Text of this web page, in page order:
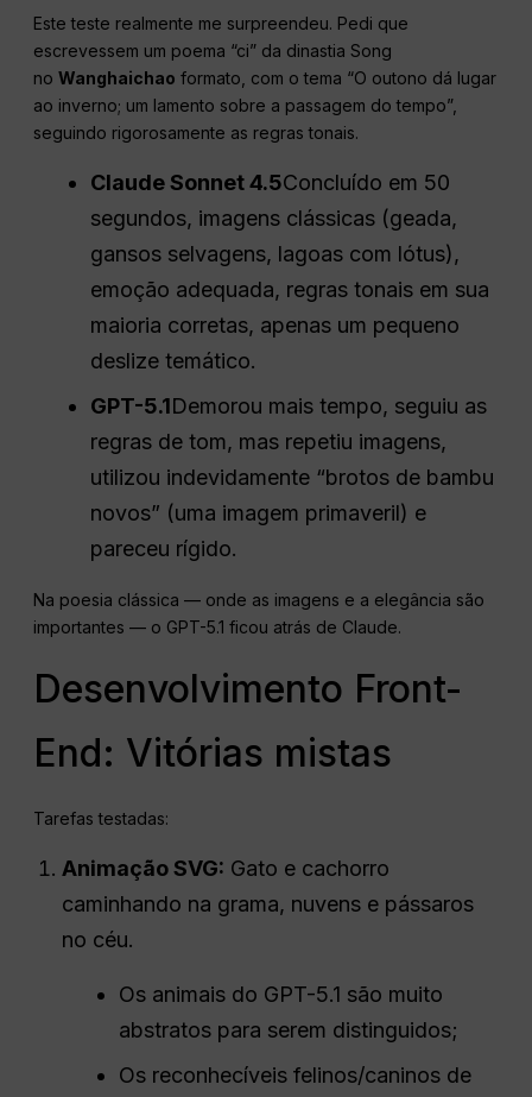
Este teste realmente me surpreendeu. Pedi que
escrevessem um poema “ci” da dinastia Song
noWanghaichao formato, com o tema “O outono dá lugar
ao inverno; um lamento sobre a passagem do tempo”,
seguindo rigorosamente as regras tonais.
Claude Sonnet 4.5Concluído em 50
segundos, imagens clássicas (geada,
gansos selvagens, lagoas com lótus),
emoção adequada, regras tonais em sua
maioria corretas, apenas um pequeno
deslize temático.
GPT-5.1Demorou mais tempo, seguiu as
regras de tom, mas repetiu imagens,
utilizou indevidamente “brotos de bambu
novos” (uma imagem primaveril) e
pareceu rígido.
Na poesia clássica — onde as imagens e a elegância são
importantes — o GPT-5.1 ficou atrás de Claude.
Desenvolvimento Front-
End: Vitórias mistas
Tarefas testadas:
Animação SVG: Gato e cachorro
caminhando na grama, nuvens e pássaros
no céu.
Os animais do GPT-5.1 são muito
abstratos para serem distinguidos;
Os reconhecíveis felinos/caninos de